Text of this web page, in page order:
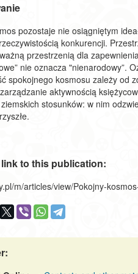
pozostaje nie osiągniętym
konkurencji.
przestrzenią dla
nie oznacza "nienarodowy”.
spokojnego kosmosu zależy od
aktywnością
ziemskich stosunków: w nim
to this publication:
m/articles/view/Pokojny-